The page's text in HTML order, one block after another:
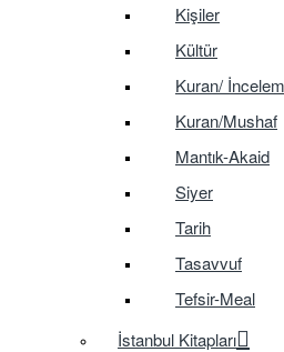
Kişiler
Kültür
Kuran/
Kuran/Mushaf
Mantık-Akaid
Siyer
Tarih
Tasavvuf
Tefsir-Meal
İstanbul Kitapları